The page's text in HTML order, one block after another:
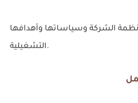
الشركة وسياساتها وأهدافها
التشغيلية.